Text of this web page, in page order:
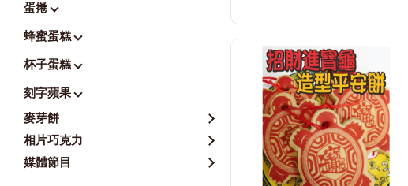
蛋捲
蜂蜜蛋糕
杯子蛋糕
刻字蘋果
麥芽餅
相片巧克力
媒體節目